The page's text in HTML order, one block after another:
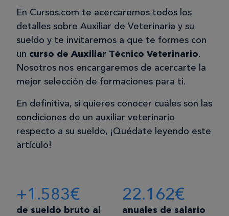
En Cursos.com te acercaremos todos los
detalles sobre Auxiliar de Veterinaria y su
sueldo y te invitaremos a que te formes con
un curso de Auxiliar Técnico Veterinario.
Nosotros nos encargaremos de acercarte la
mejor selección de formaciones para ti.
En definitiva, si quieres conocer cuáles son las
condiciones de un auxiliar veterinario
respecto a su sueldo, ¡Quédate leyendo este
artículo!
+1.583€
de sueldo bruto al
22.162€
anuales de salario